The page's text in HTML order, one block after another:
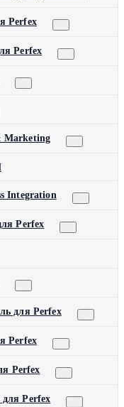
Perfex
Perfex
Marketing
Integration
Perfex
для Perfex
Perfex
Perfex
Perfex